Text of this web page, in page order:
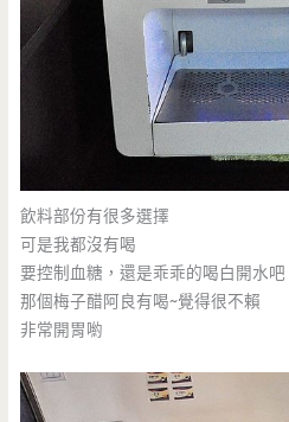
飲料部份有很多選擇
可是我都沒有喝
要控制血糖，還是乖乖的喝白開水吧
那個梅子醋阿良有喝~覺得很不賴
非常開胃喲